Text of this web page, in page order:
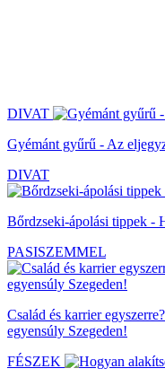
DIVAT
Gyémánt gyűrű - Az
DIVAT
Bőrdzseki-ápolási tippek -
PASISZEMMEL
Család és karrier
egyensúly Szegeden!
FÉSZEK